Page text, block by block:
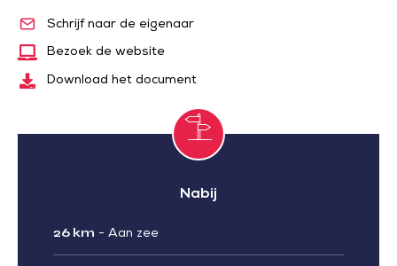
Schrijf naar de eigenaar
Bezoek de website
Download het document
Nabij
26 km - Aan zee